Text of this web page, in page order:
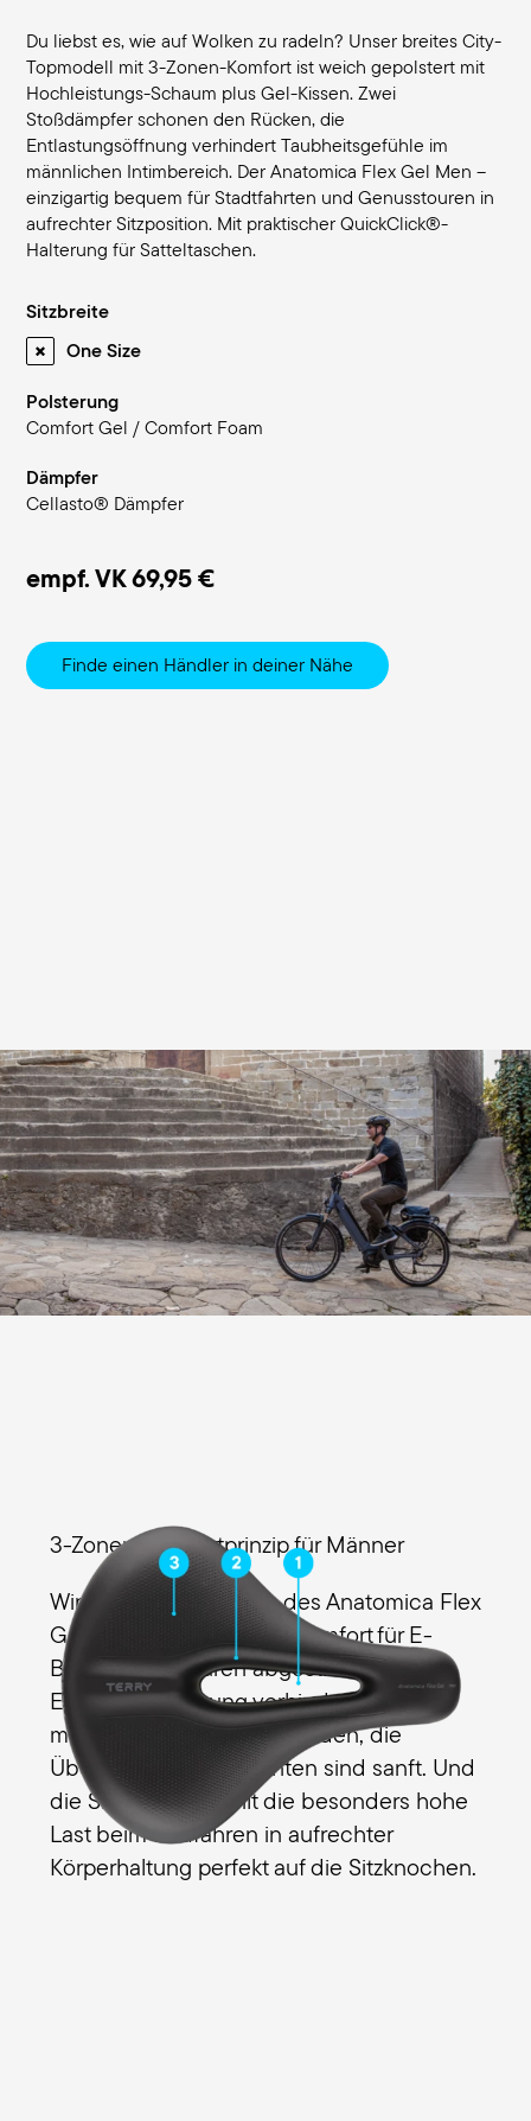
Du liebst es, wie auf Wolken zu radeln? Unser breites City-
Topmodell mit 3-Zonen-Komfort ist weich gepolstert mit
Hochleistungs-Schaum plus Gel-Kissen. Zwei
Stoßdämpfer schonen den Rücken, die
Entlastungsöffnung verhindert Taubheitsgefühle im
männlichen Intimbereich. Der Anatomica Flex Gel Men –
einzigartig bequem für Stadtfahrten und Genusstouren in
aufrechter Sitzposition. Mit praktischer QuickClick®-
Halterung für Satteltaschen.
Sitzbreite
One Size
Polsterung
Comfort Gel / Comfort Foam
Dämpfer
Cellasto® Dämpfer
empf. VK69,95 €
Finde einen Händler in deiner Nähe
3-Zonen-Komfortprinzip für Männer
Wir haben die 3 Zonen des Anatomica Flex
Gel Men auf maximalen Komfort für E-
Bike-Genusstouren abgestimmt. Die
Entlastungsöffnung verhindert
männertypische Beschwerden, die
Übergänge an den Kanten sind sanft. Und
die Sitzfläche verteilt die besonders hohe
Last beim Radfahren in aufrechter
Körperhaltung perfekt auf die Sitzknochen.